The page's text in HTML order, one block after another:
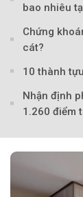
bao nhiêu
Chứng
cát?
10 thành
Nhận định
1.260 điểm